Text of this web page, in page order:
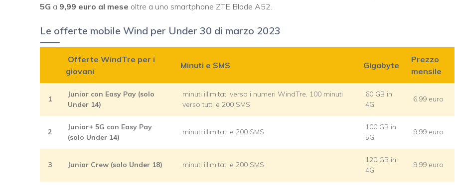
5G a 9,99 euro al mese oltre a uno smartphone ZTE Blade A52.
Le offerte mobile Wind per Under 30 di marzo 2023
Offerte WindTre per i
giovani
Minuti e SMS Gigabyte
Prezzo
mensile
1
Junior con Easy Pay (solo
Under 14)
minuti illimitati verso i numeri WindTre, 100 minuti
verso tutti e 200 SMS
60 GB in
4G
6,99 euro
2
Junior+ 5G con Easy Pay
(solo Under 14)
minuti illimitati e 200 SMS
100 GB in
5G
9,99 euro
3 Junior Crew (solo Under 18) minuti illimitati e 200 SMS
120 GB in
4G
9,99 euro